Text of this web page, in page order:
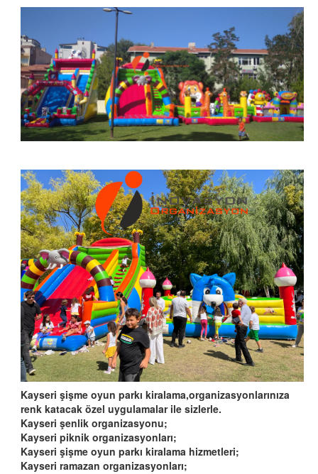
Kayseri şişme oyun parkı kiralama,organizasyonlarınıza
renk katacak özel uygulamalar ile sizlerle.
Kayseri şenlik organizasyonu;
Kayseri piknik organizasyonları;
Kayseri şişme oyun parkı kiralama hizmetleri;
Kayseri ramazan organizasyonları;